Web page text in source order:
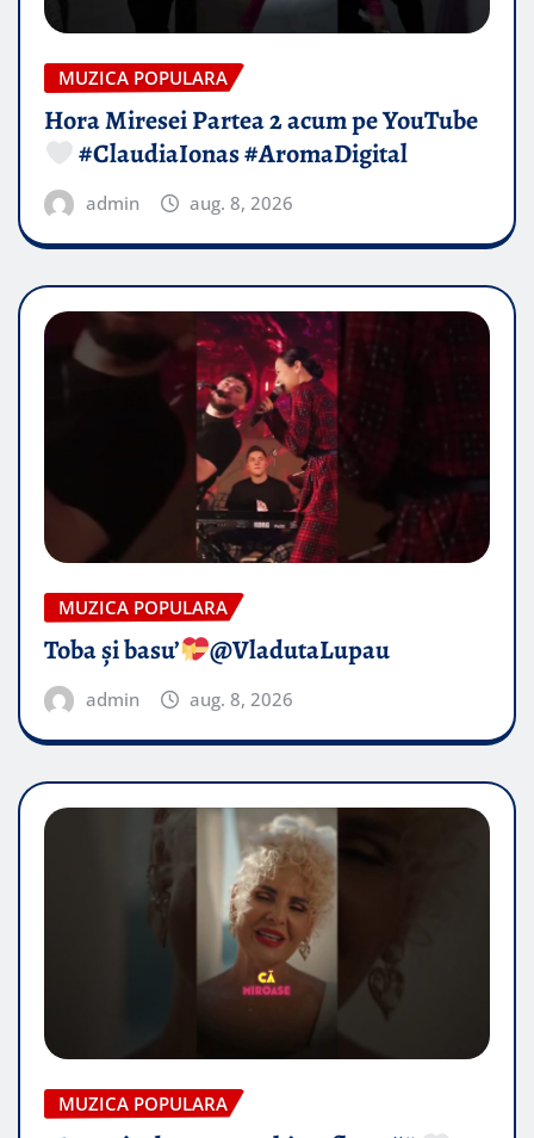
MUZICA POPULARA
Hora Miresei Partea 2 acum pe YouTube
#ClaudiaIonas #AromaDigital
admin aug. 8, 2026
MUZICA POPULARA
Toba și basu’ @VladutaLupau
admin aug. 8, 2026
MUZICA POPULARA